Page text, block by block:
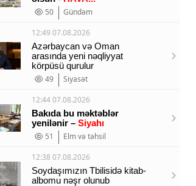
подожгли.
50
Gündəm
12:49 07.08.2026
Azərbaycan və Oman
arasında yeni nəqliyyat
körpüsü qurulur
49
Siyasət
12:44 07.08.2026
Bakıda bu məktəblər
yenilənir – Siyahı
51
Elm və təhsil
12:38 07.08.2026
Soydaşımızın Tbilisidə kitab-
albomu nəşr olunub